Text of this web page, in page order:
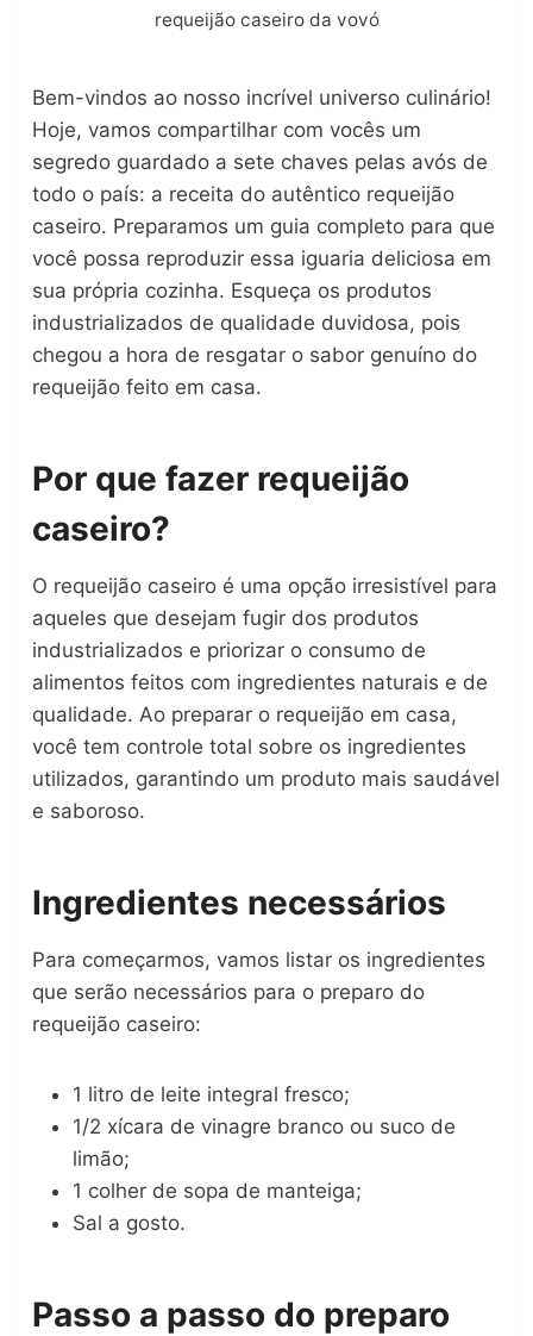
requeijão caseiro da vovó
Bem-vindos ao nosso incrível universo culinário!
Hoje, vamos compartilhar com vocês um
segredo guardado a sete chaves pelas avós de
todo o país: a receita do autêntico requeijão
caseiro. Preparamos um guia completo para que
você possa reproduzir essa iguaria deliciosa em
sua própria cozinha. Esqueça os produtos
industrializados de qualidade duvidosa, pois
chegou a hora de resgatar o sabor genuíno do
requeijão feito em casa.
Por que fazer requeijão
caseiro?
O requeijão caseiro é uma opção irresistível para
aqueles que desejam fugir dos produtos
industrializados e priorizar o consumo de
alimentos feitos com ingredientes naturais e de
qualidade. Ao preparar o requeijão em casa,
você tem controle total sobre os ingredientes
utilizados, garantindo um produto mais saudável
e saboroso.
Ingredientes necessários
Para começarmos, vamos listar os ingredientes
que serão necessários para o preparo do
requeijão caseiro:
1 litro de leite integral fresco;
1/2 xícara de vinagre branco ou suco de
limão;
1 colher de sopa de manteiga;
Sal a gosto.
Passo a passo do preparo